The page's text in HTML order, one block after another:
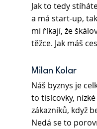
Jak to tedy
a má start-up,
mi říkají, že
těžce. Jak máš
Milan Kolar
Náš byznys je
to tisícovky,
zákazníků, když
Nedá se to